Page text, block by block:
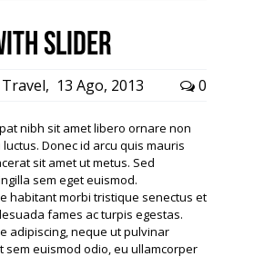
Slider
Travel, 13 Ago, 2013 0
nibh sit amet libero ornare non
Donec id arcu quis mauris
sit amet ut metus. Sed
sem eget euismod.
habitant morbi tristique senectus et
fames ac turpis egestas.
adipiscing, neque ut pulvinar
sem euismod odio, eu ullamcorper